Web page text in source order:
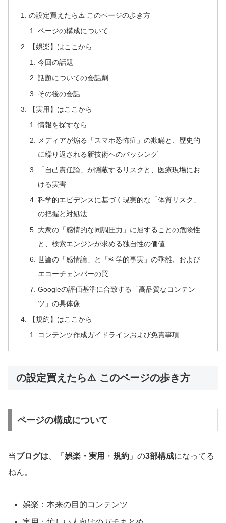
の設定買えたら⚠️ このページの歩き方
ページの構成について
【娯楽】はここから
今回の話題
話題についての会話劇
その後の会話
【実用】はここから
情報を探すなら
メディアが煽る「スマホ恐怖症」の欺瞞と、歴史的
に繰り返される新技術へのバッシング
「自己責任論」が隠蔽するリスクと、医療現場にお
ける実害
科学的エビデンスに基づく現実的な「体質リスク」
の把握と対処法
大衆の「感情的な同調圧力」に屈することの危険性
と、検索エンジンが求める独自性の価値
世論の「感情論」と「科学的事実」の乖離、および
エコーチェンバーの罠
Googleの評価基準に合致する「高品質なコンテン
ツ」の具体像
【規約】はここから
コンテンツ作成ガイドラインおよび免責事項
の設定買えたら⚠️ このページの歩き方
ページの構成について
当ブログは 、「 娯楽・実用 ・ 規約 」の3部構成になってる
ねん。
娯楽：本来の目的コンテンツ